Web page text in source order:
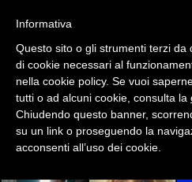
DESIGN
EVENTI
MOBILE
PROMOZIONI
Informativa
Questo sito o gli strumenti terzi da
di cookie necessari al
nella cookie policy. Se vuoi
tutti o ad alcuni cookie, consulta la
Chiudendo questo banner,
su un link o proseguendo la
acconsenti all’uso dei cookie.